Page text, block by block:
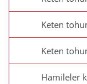
Keten
Keten
Hamileler